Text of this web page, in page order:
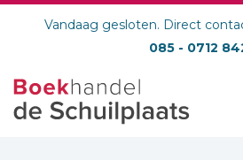
Vandaag gesloten. Direct
085 - 0712